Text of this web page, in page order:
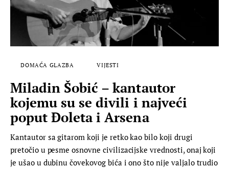
DOMAĆA GLAZBA VIJESTI
Miladin Šobić – kantautor
kojemu su se divili i najveći
poput Đoleta i Arsena
Kantautor sa gitarom koji je retko kao bilo koji drugi
pretočio u pesme osnovne civilizacijske vrednosti, onaj koji
je ušao u dubinu čovekovog bića i ono što nije valjalo trudio